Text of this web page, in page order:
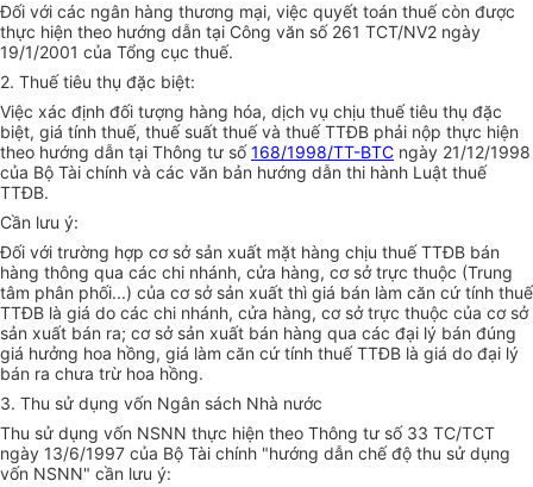
Đối với các ngân hàng thương mại, việc quyết toán thuế còn được
thực hiện theo hướng dẫn tại Công văn số 261 TCT/NV2 ngày
19/1/2001 của Tổng cục thuế.
2. Thuế tiêu thụ đặc biệt:
Việc xác định đối tượng hàng hóa, dịch vụ chịu thuế tiêu thụ đặc
biệt, giá tính thuế, thuế suất thuế và thuế TTĐB phải nộp thực hiện
theo hướng dẫn tại Thông tư số168/1998/TT-BTC ngày 21/12/1998
của Bộ Tài chính và các văn bản hướng dẫn thi hành Luật thuế
TTĐB.
Cần lưu ý:
Đối với trường hợp cơ sở sản xuất mặt hàng chịu thuế TTĐB bán
hàng thông qua các chi nhánh, cửa hàng, cơ sở trực thuộc (Trung
tâm phân phối...) của cơ sở sản xuất thì giá bán làm căn cứ tính thuế
TTĐB là giá do các chi nhánh, cửa hàng, cơ sở trực thuộc của cơ sở
sản xuất bán ra; cơ sở sản xuất bán hàng qua các đại lý bán đúng
giá hưởng hoa hồng, giá làm căn cứ tính thuế TTĐB là giá do đại lý
bán ra chưa trừ hoa hồng.
3. Thu sử dụng vốn Ngân sách Nhà nước
Thu sử dụng vốn NSNN thực hiện theo Thông tư số 33 TC/TCT
ngày 13/6/1997 của Bộ Tài chính "hướng dẫn chế độ thu sử dụng
vốn NSNN" cần lưu ý: